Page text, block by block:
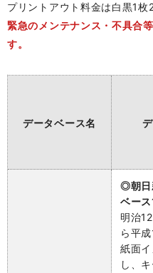
プリントアウト料金は白黒1枚
緊急のメンテナンス・不具合
す。
データベース名
◎朝日
ベー
明治
ら平
紙面
し、